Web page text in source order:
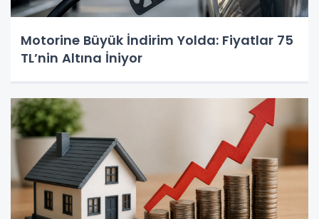
Motorine Büyük İndirim Yolda: Fiyatlar 75
TL’nin Altına İniyor